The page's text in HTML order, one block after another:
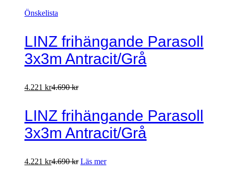
Önskelista
LINZ frihängande Parasoll
3x3m Antracit/Grå
4.221 kr4.690kr
LINZ frihängande Parasoll
3x3m Antracit/Grå
4.221 kr4.690kr Läs mer